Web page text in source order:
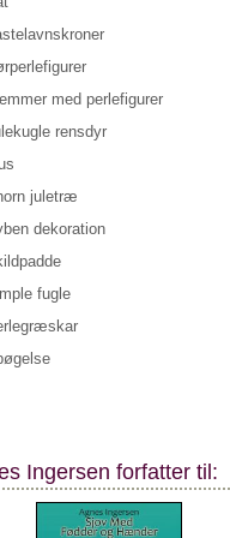
Ingersen forfatter til: